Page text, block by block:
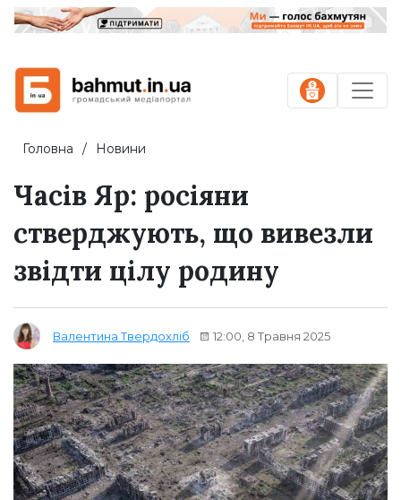
Головна Новини
Часів Яр: росіяни
стверджують, що вивезли
звідти цілу родину
Валентина Твердохліб 12:00, 8 Травня 2025